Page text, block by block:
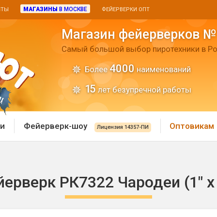
МАГАЗИНЫ В МОСКВЕ ФЕЙЕРВЕРКИ ОПТ
Магазин фейерверков
Самый большой выбор пиротехники в
Более 4000 наименований
15 лет безупречной работы
батареи
Хлопушки и
Фейерверк-шоу Лицензия 14357-ПИ Оптовикам
РК7322 Чародеи (1"